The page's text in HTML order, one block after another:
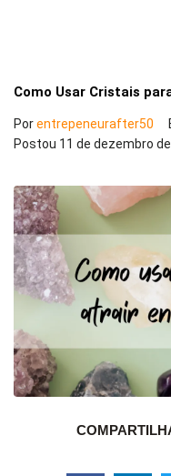
Como Usar Cristais
Porentrepeneurafter50
Postou 11 de dezembro